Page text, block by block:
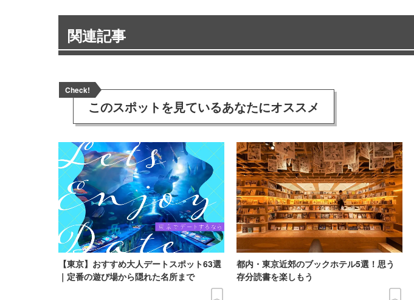
関連記事
Check!
このスポットを見ているあなたにオススメ
【東京】おすすめ大人デートスポット63選
｜定番の遊び場から隠れた名所まで
都内・東京近郊のブックホテル5選！思う
存分読書を楽しもう